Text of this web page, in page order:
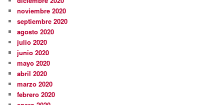
noviembre 2020
septiembre 2020
agosto 2020
julio 2020
junio 2020
mayo 2020
abril 2020
marzo 2020
febrero 2020